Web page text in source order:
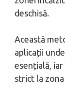
deschisă.
Această
aplicații
esențială,
strict la